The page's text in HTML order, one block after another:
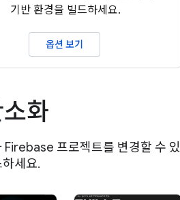
기반 환경을 빌드하세요.
옵션 보기
화
프로젝트를 변경할 수 있
세요.